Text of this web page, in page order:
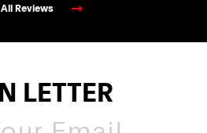
All Reviews
LETTER